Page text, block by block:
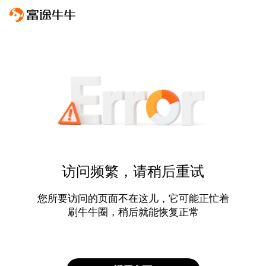
访问频繁，请稍后重试
您所要访问的页面不在这儿，它可能正忙着
刷牛牛圈，稍后就能恢复正常